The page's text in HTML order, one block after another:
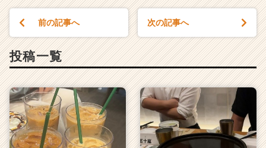
前の記事へ 次の記事へ
投稿一覧